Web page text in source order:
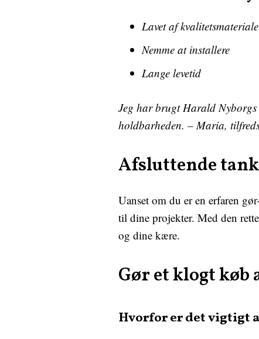
Lavet af
Nemme at installere
Lange levetid
Jeg har brugt Harald Nyborgs
holdbarheden. – Maria,
Afsluttende
Uanset om du er en erfaren
til dine projekter. Med den
og dine kære.
Gør et klogt køb
Hvorfor er det vigtigt